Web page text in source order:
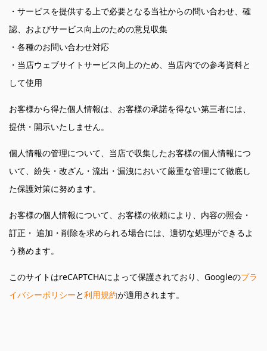
・サービスを提供する上で必要となる当社からの問い合わせ、確
認、およびサービス向上のための意見収集
・各種のお問い合わせ対応
・当店ウェブサイトサービス向上のため、当店内での参考資料と
して使用
お客様から得た個人情報は、お客様の承諾を得ない第三者には、
提供・開示いたしません。
個人情報の管理について、当店で収集したお客様の個人情報につ
いて、紛失・改ざん・流出・漏洩において厳重な管理にて徹底し
た保護対策に努めます。
お客様の個人情報について、お客様の依頼により、内容の照会・
訂正・ 追加・削除を求められる場合には、適切な処理ができるよ
う務めます。
このサイトはreCAPTCHAによって保護されており、Googleのプラ
イバシーポリシーと利用規約が適用されます。